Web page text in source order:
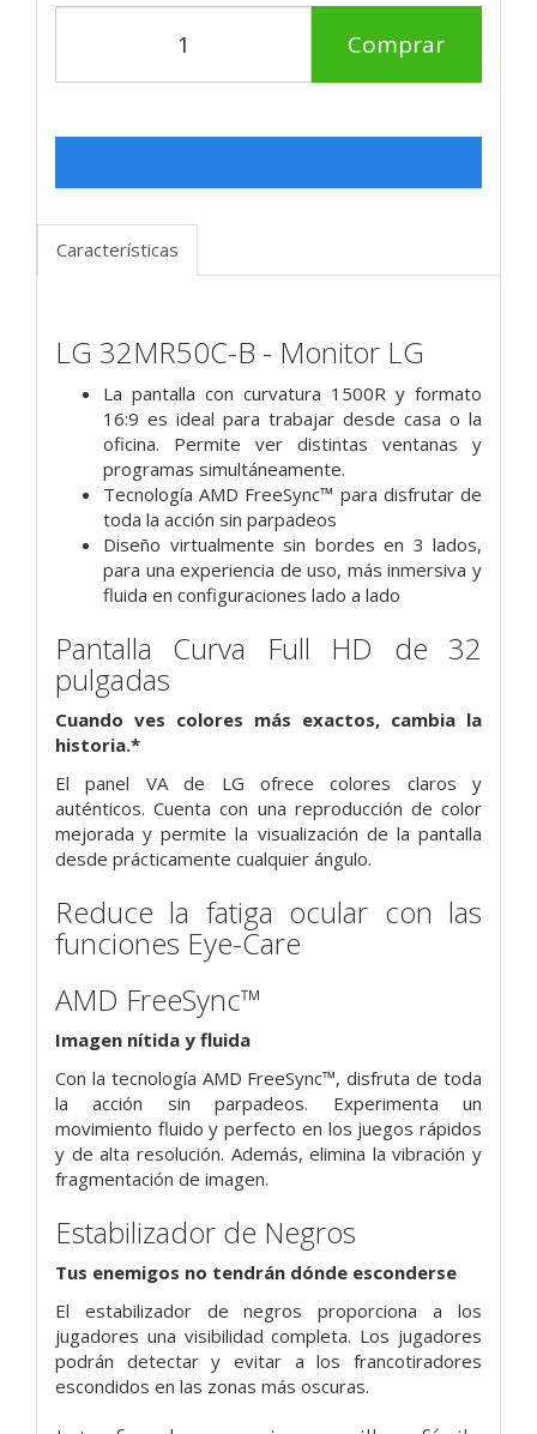
Comprar
Características
LG 32MR50C-B - Monitor LG
La pantalla con curvatura 1500R y formato
16:9 es ideal para trabajar desde casa o la
oficina. Permite ver distintas ventanas y
programas simultáneamente.
Tecnología AMD FreeSync™ para disfrutar de
toda la acción sin parpadeos
Diseño virtualmente sin bordes en 3 lados,
para una experiencia de uso, más inmersiva y
fluida en configuraciones lado a lado
Pantalla Curva Full HD de 32
pulgadas
Cuando ves colores más exactos, cambia la
historia.*
El panel VA de LG ofrece colores claros y
auténticos. Cuenta con una reproducción de color
mejorada y permite la visualización de la pantalla
desde prácticamente cualquier ángulo.
Reduce la fatiga ocular con las
funciones Eye-Care
AMD FreeSync™
Imagen nítida y fluida
Con la tecnología AMD FreeSync™, disfruta de toda
la acción sin parpadeos. Experimenta un
movimiento fluido y perfecto en los juegos rápidos
y de alta resolución. Además, elimina la vibración y
fragmentación de imagen.
Estabilizador de Negros
Tus enemigos no tendrán dónde esconderse
El estabilizador de negros proporciona a los
jugadores una visibilidad completa. Los jugadores
podrán detectar y evitar a los francotiradores
escondidos en las zonas más oscuras.